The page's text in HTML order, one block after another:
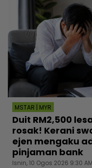
MSTAR | MYR
Duit RM2,500
rosak! Kerani
ejen mengaku
pinjaman bank
Isnin, 10 Ogos 2026 9:30 AM